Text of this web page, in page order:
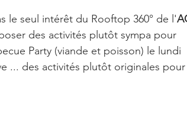
le seul intérêt du Rooftop 360° de l'
des activités plutôt sympa pour
Party (viande et poisson) le lundi
... des activités plutôt originales pour